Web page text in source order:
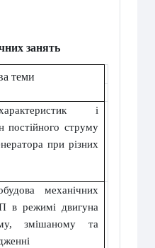
занять
теми
і
постійного струму
при різних
механічних
в режимі двигуна
змішаному та